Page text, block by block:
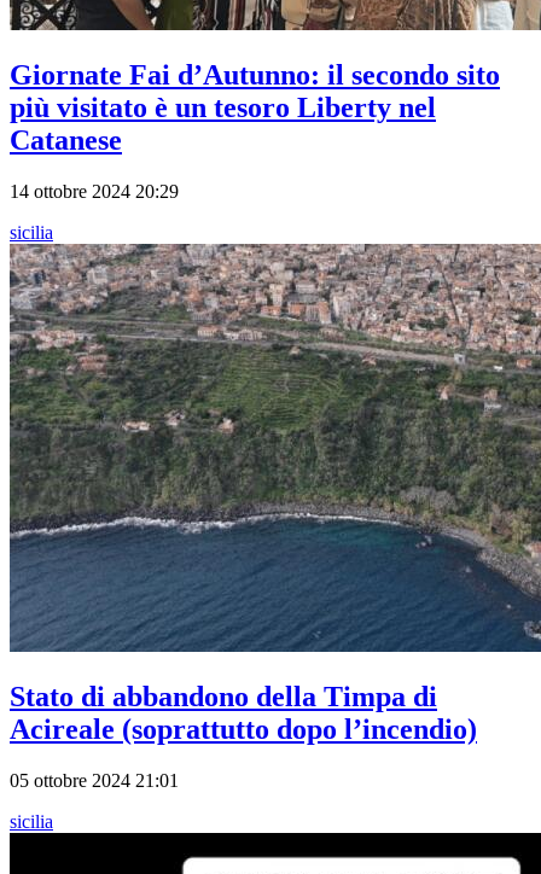
Giornate Fai d’Autunno: il secondo sito
più visitato è un tesoro Liberty nel
Catanese
14 ottobre 2024 20:29
sicilia
Stato di abbandono della Timpa di
Acireale (soprattutto dopo l’incendio)
05 ottobre 2024 21:01
sicilia